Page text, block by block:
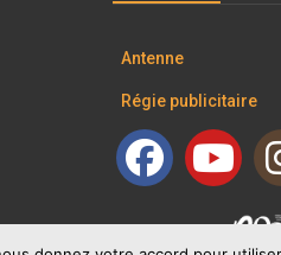
Antenne
Régie publicitaire